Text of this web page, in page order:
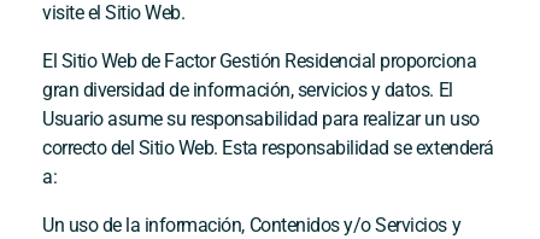
visite el Sitio Web.
El Sitio Web de Factor Gestión Residencial proporciona
gran diversidad de información, servicios y datos. El
Usuario asume su responsabilidad para realizar un uso
correcto del Sitio Web. Esta responsabilidad se extenderá
a:
Un uso de la información, Contenidos y/o Servicios y